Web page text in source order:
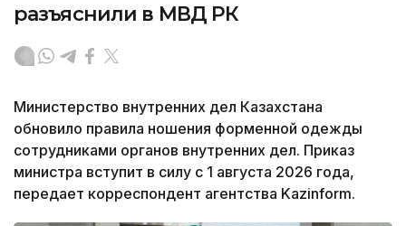
разъяснили в МВД РК
Министерство внутренних дел Казахстана
обновило правила ношения форменной одежды
сотрудниками органов внутренних дел. Приказ
министра вступит в силу с 1 августа 2026 года,
передает корреспондент агентства Kazinform.